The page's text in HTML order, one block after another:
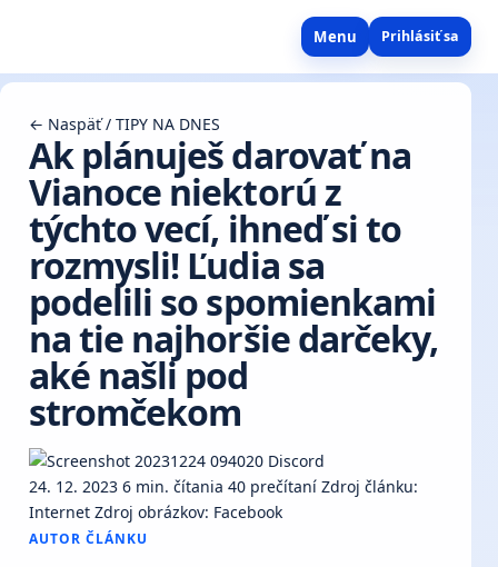
Prihlásiť sa
Menu
← Naspäť / TIPY NA DNES
Ak plánuješ darovať na
Vianoce niektorú z
týchto vecí, ihneď si to
rozmysli! Ľudia sa
podelili so spomienkami
na tie najhoršie darčeky,
aké našli pod
stromčekom
24. 12. 2023 6 min. čítania 40 prečítaní Zdroj článku:
Internet Zdroj obrázkov: Facebook
AUTOR ČLÁNKU